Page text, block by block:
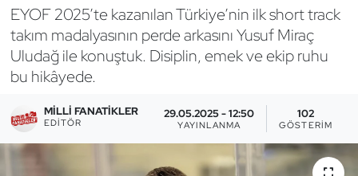
EYOF 2025’te kazanılan Türkiye’nin ilk short track
takım madalyasının perde arkasını Yusuf Miraç
Uludağ ile konuştuk. Disiplin, emek ve ekip ruhu
bu hikâyede.
MILLI FANATIKLER
EDITÖR
29.05.2025 - 12:50
YAYINLANMA
102
GÖSTERIM
Bocce Bowling Dart
Boks
Briç
Buz Hokeyi
Buz Pateni